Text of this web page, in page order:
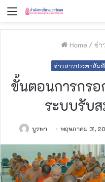
Menu
Home / ข่า
ข่าวสารประชาสัม
ขั้นตอนการกรอ
ระบบรับ
บูรพา พฤษภาคม 31,